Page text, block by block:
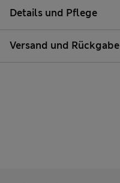
Details und Pflege
Versand und Rückgabe